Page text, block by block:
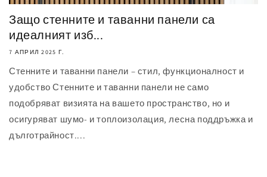
Защо стенните и таванни панели са
идеалният изб...
7 АПРИЛ 2025 Г.
Стенните и таванни панели – стил, функционалност и
удобство Стенните и таванни панели не само
подобряват визията на вашето пространство, но и
осигуряват шумо- и топлоизолация, лесна поддръжка и
дълготрайност....